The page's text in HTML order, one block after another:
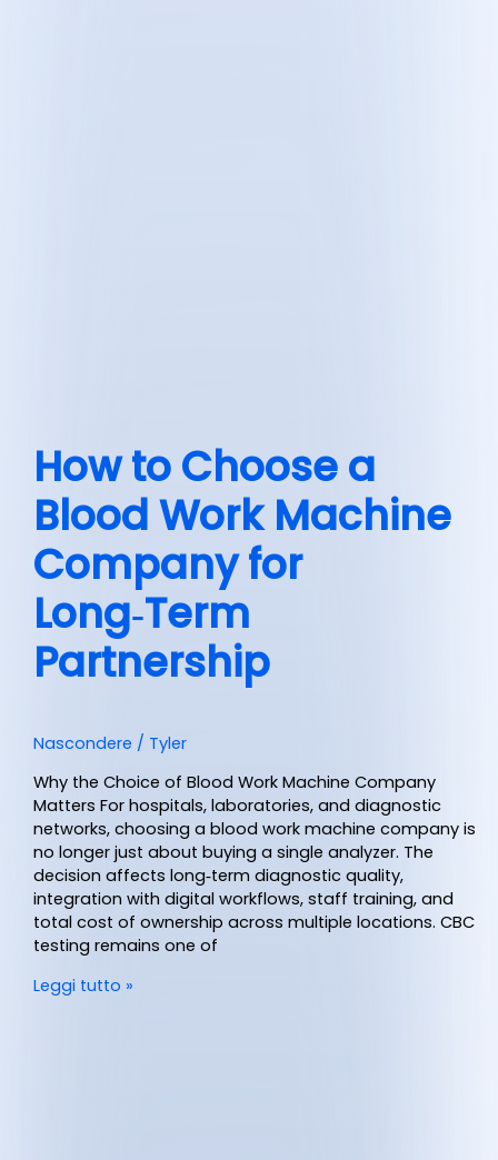
How to Choose a
Blood Work Machine
Company for
Long‑Term
Partnership
Nascondere / Tyler
Why the Choice of Blood Work Machine Company
Matters For hospitals, laboratories, and diagnostic
networks, choosing a blood work machine company is
no longer just about buying a single analyzer. The
decision affects long‑term diagnostic quality,
integration with digital workflows, staff training, and
total cost of ownership across multiple locations. CBC
testing remains one of
Leggi tutto »